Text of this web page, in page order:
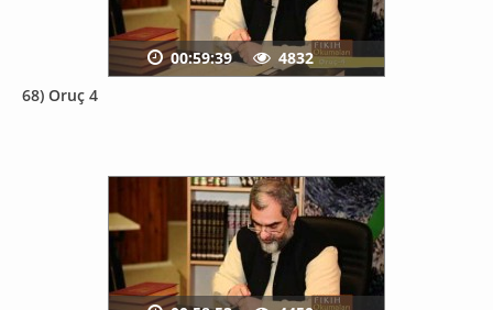
68) Oruç 4
00:59:39 4832